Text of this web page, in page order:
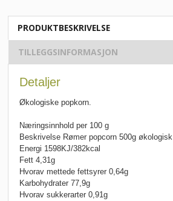
PRODUKTBESKRIVELSE
TILLEGGSINFORMASJON
Detaljer
Økologiske popkorn.
Næringsinnhold per 100 g
Beskrivelse Rømer popcorn 500g økologisk
Energi 1598KJ/382kcal
Fett 4,31g
Hvorav mettede fettsyrer 0,64g
Karbohydrater 77,9g
Hvorav sukkerarter 0,91g